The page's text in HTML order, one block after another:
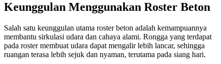
Keunggulan Menggunakan Roster Beton
Salah satu keunggulan utama roster beton adalah kemampuannya
membantu sirkulasi udara dan cahaya alami. Rongga yang terdapat
pada roster membuat udara dapat mengalir lebih lancar, sehingga
ruangan terasa lebih sejuk dan nyaman, terutama pada siang hari.